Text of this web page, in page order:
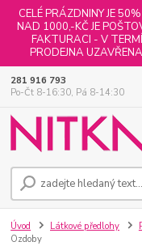
CELÉ PRÁZDNINY JE
NAD 1000,-KČ JE
FAKTURACI - V
PRODEJNA
281 916 793
Po-Čt 8-16:30, Pá 8-14:30
Úvod Látkové předlohy
Ozdoby